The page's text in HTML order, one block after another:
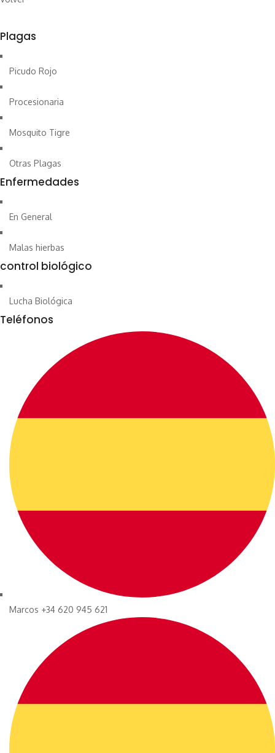
Plagas
Picudo Rojo
Procesionaria
Mosquito Tigre
Otras Plagas
Enfermedades
En General
Malas hierbas
control biológico
Lucha Biológica
Teléfonos
Marcos +34 620 945 621